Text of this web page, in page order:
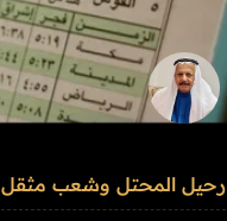
رحيل المحتل وشعب مثقل